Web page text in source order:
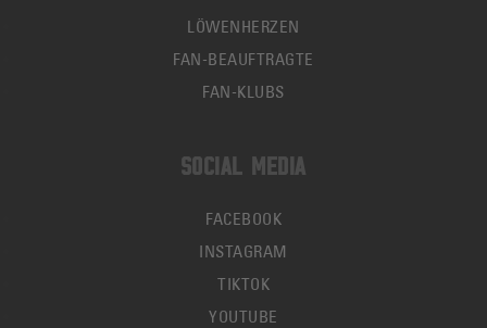
LÖWENHERZEN
FAN-BEAUFTRAGTE
FAN-KLUBS
SOCIAL MEDIA
FACEBOOK
INSTAGRAM
TIKTOK
YOUTUBE